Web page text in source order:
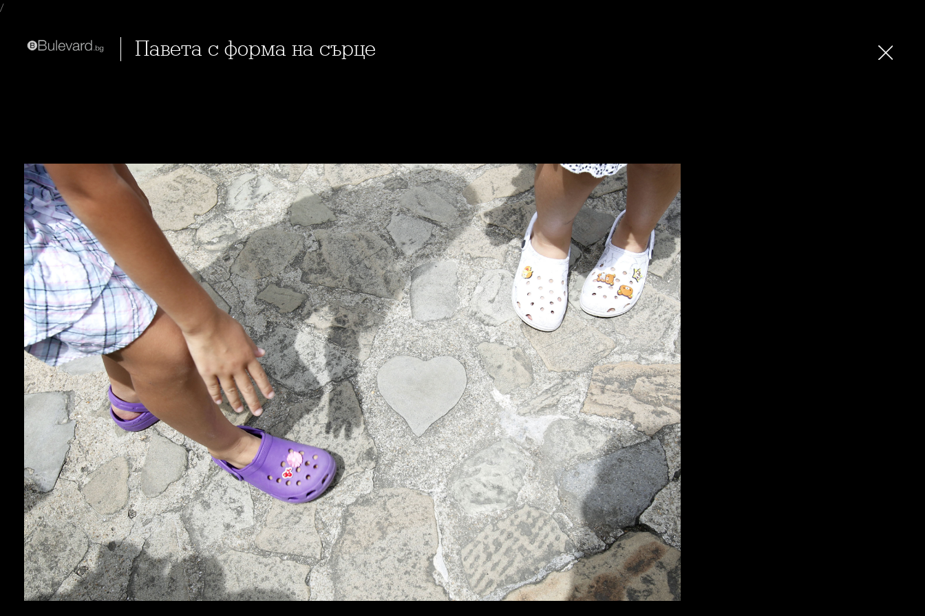
/
Павета с форма на сърце